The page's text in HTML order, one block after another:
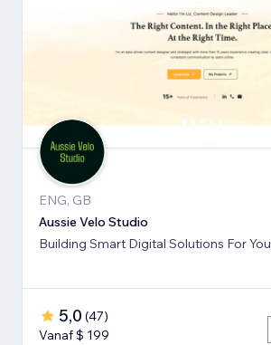
ENG, GB
Aussie Velo Studio
Building Smart Digital Solutions For
5,0 (47)
Vanaf $ 199